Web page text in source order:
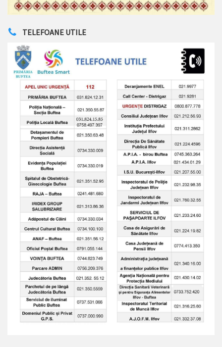
TELEFOANE UTILE